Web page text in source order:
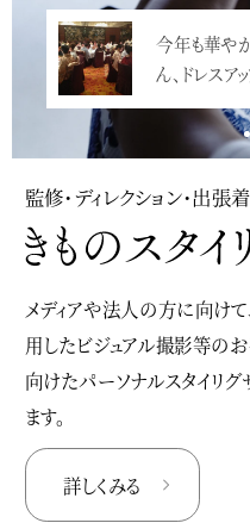
監修・ディレクション・出張
メディアや法人の方に向け
用したビジュアル撮影等の
向けたパーソナルスタイリ
ます。
詳しくみる
今年も華や
ん、ドレスア
「
せ」少